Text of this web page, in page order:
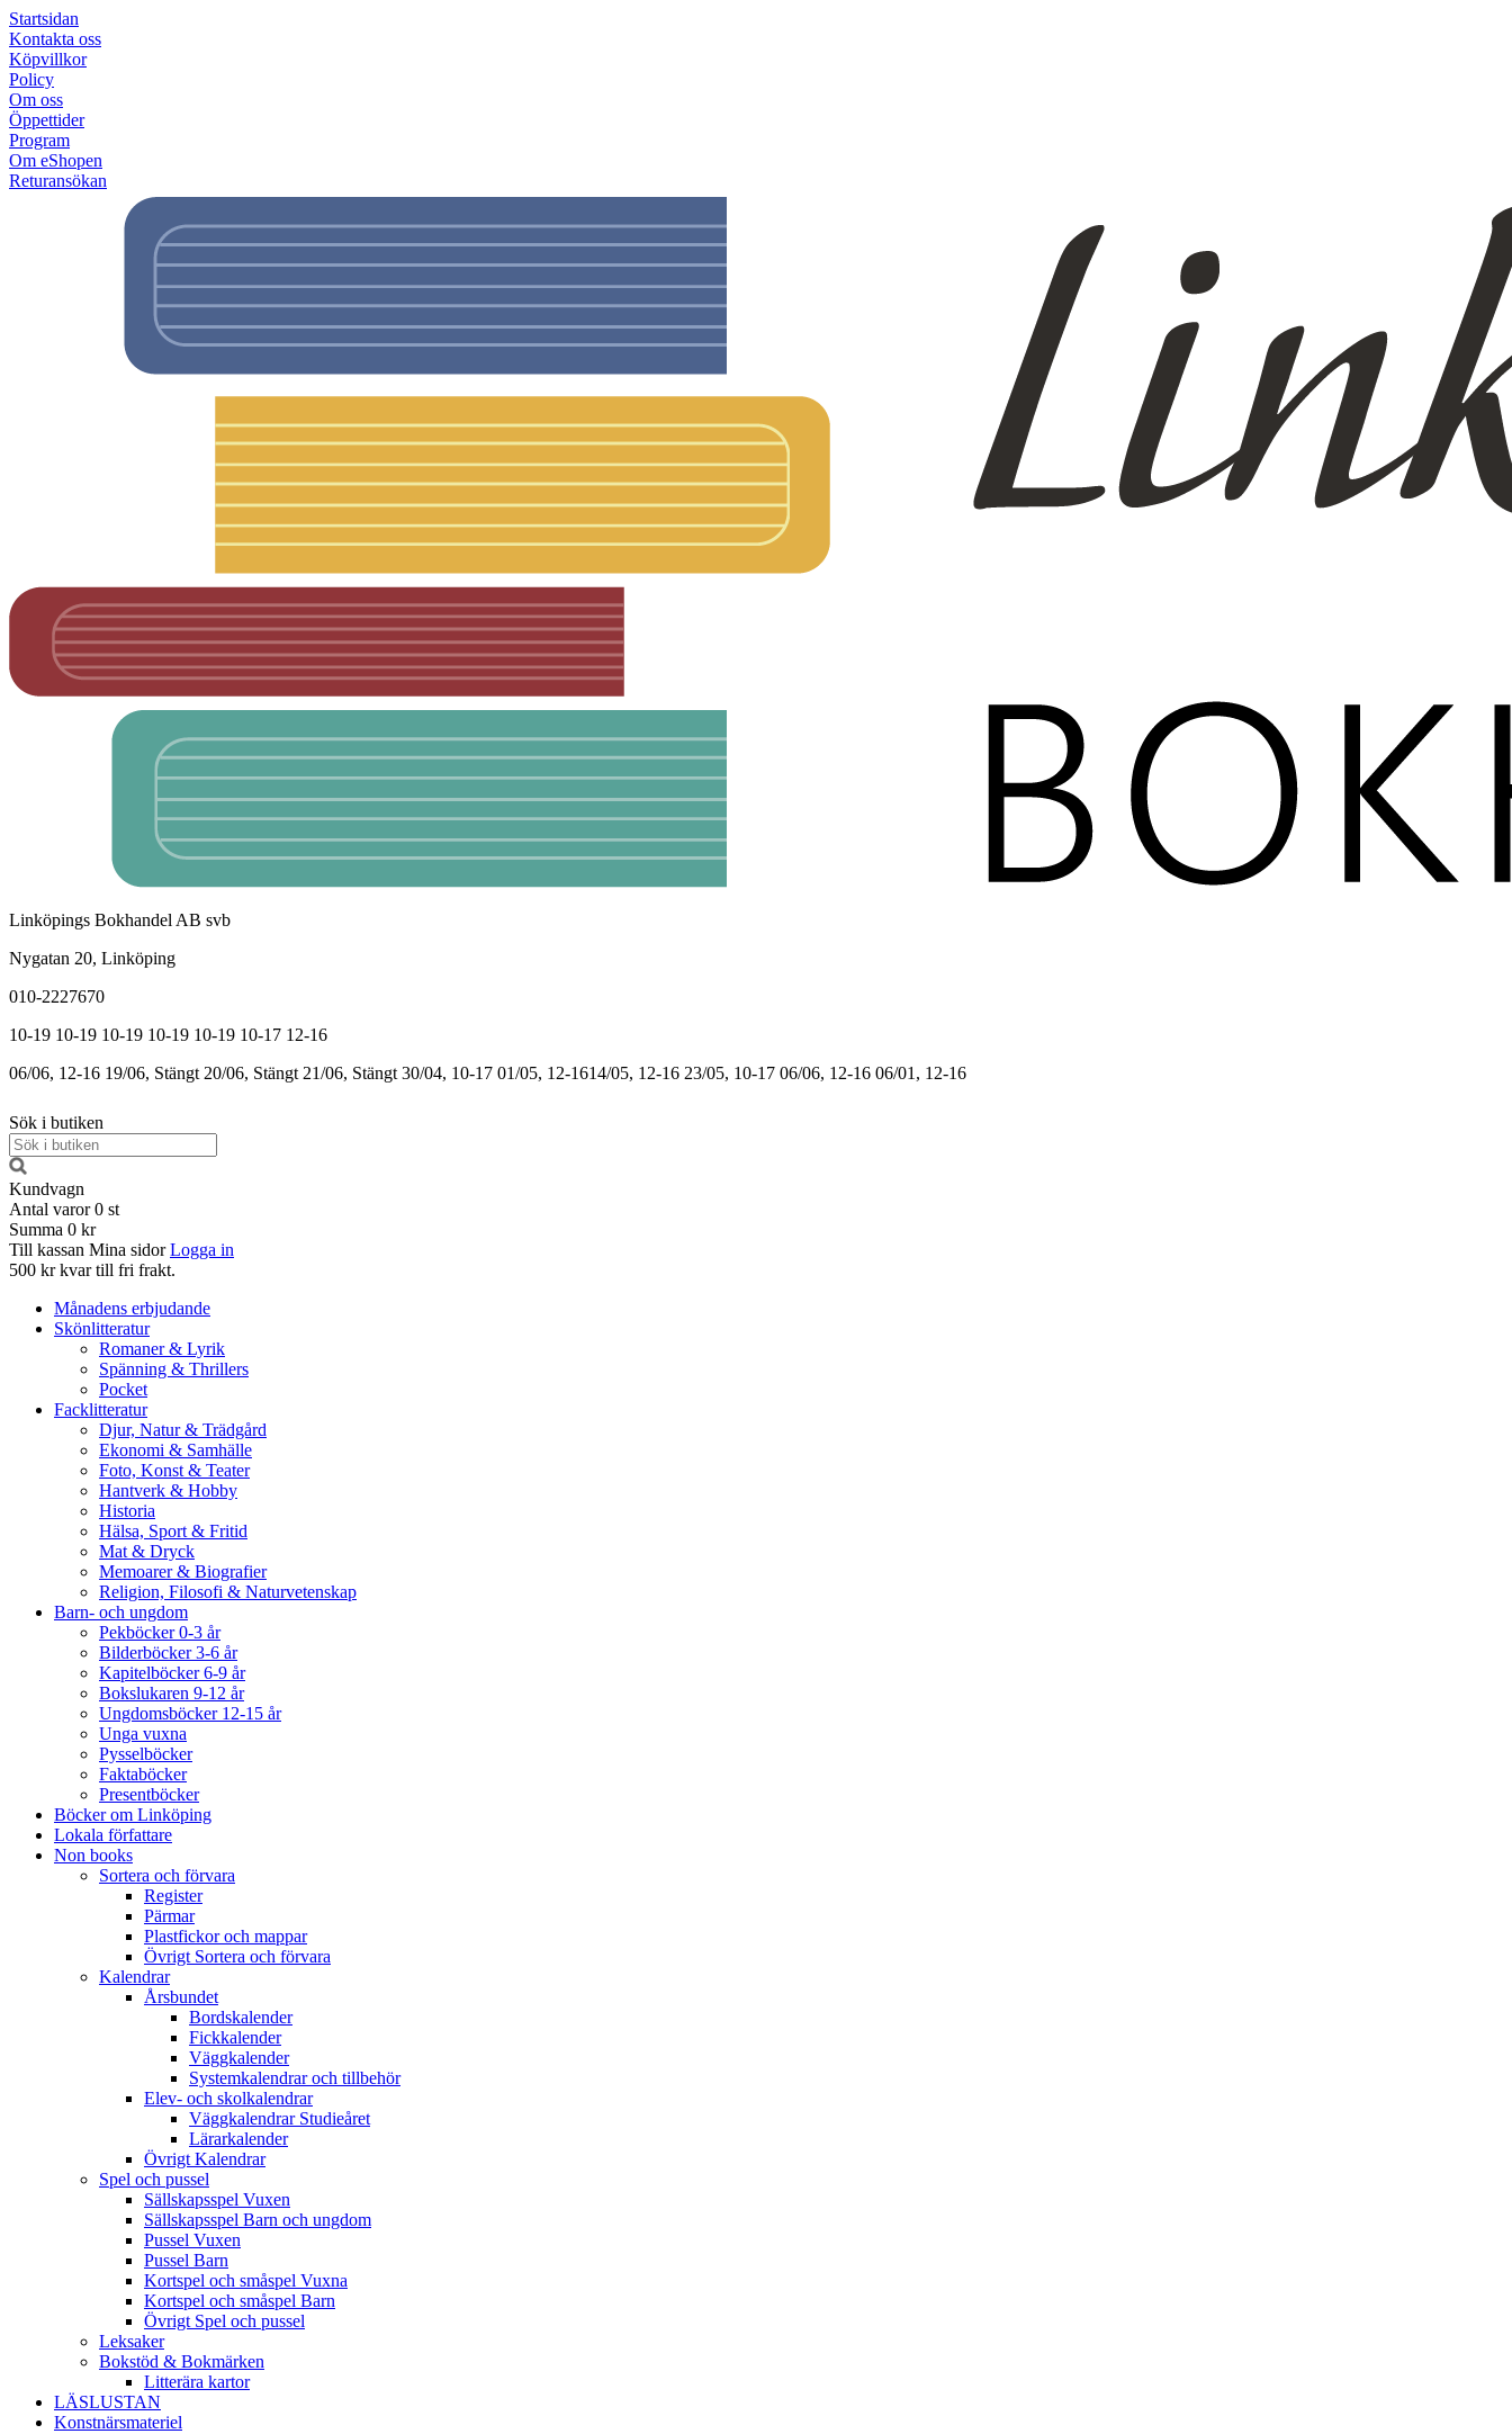
Startsidan
Kontakta oss
Köpvillkor
Policy
Om oss
Öppettider
Program
Om eShopen
Returansökan
Linköpings Bokhandel AB svb
Nygatan 20, Linköping
010-2227670
10-19 10-19 10-19 10-19 10-19 10-17 12-16
06/06, 12-16 19/06, Stängt 20/06, Stängt 21/06, Stängt 30/04, 10-17 01/05, 12-1614/05, 12-16 23/05, 10-17 06/06, 12-16 06/01, 12-16
Sök i butiken
Kundvagn
Antal varor 0 st
Summa 0 kr
Till kassan Mina sidor Logga in
500 kr kvar till fri frakt.
Månadens erbjudande
Skönlitteratur
Romaner & Lyrik
Spänning & Thrillers
Pocket
Facklitteratur
Djur, Natur & Trädgård
Ekonomi & Samhälle
Foto, Konst & Teater
Hantverk & Hobby
Historia
Hälsa, Sport & Fritid
Mat & Dryck
Memoarer & Biografier
Religion, Filosofi & Naturvetenskap
Barn- och ungdom
Pekböcker 0-3 år
Bilderböcker 3-6 år
Kapitelböcker 6-9 år
Bokslukaren 9-12 år
Ungdomsböcker 12-15 år
Unga vuxna
Pysselböcker
Faktaböcker
Presentböcker
Böcker om Linköping
Lokala författare
Non books
Sortera och förvara
Register
Pärmar
Plastfickor och mappar
Övrigt Sortera och förvara
Kalendrar
Årsbundet
Bordskalender
Fickkalender
Väggkalender
Systemkalendrar och tillbehör
Elev- och skolkalendrar
Väggkalendrar Studieåret
Lärarkalender
Övrigt Kalendrar
Spel och pussel
Sällskapsspel Vuxen
Sällskapsspel Barn och ungdom
Pussel Vuxen
Pussel Barn
Kortspel och småspel Vuxna
Kortspel och småspel Barn
Övrigt Spel och pussel
Leksaker
Bokstöd & Bokmärken
Litterära kartor
LÄSLUSTAN
Konstnärsmateriel